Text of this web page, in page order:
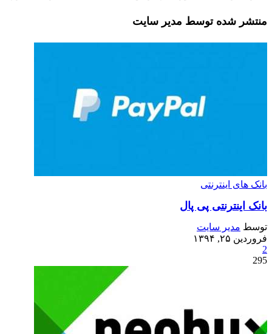
منتشر شده توسط مدیر سایت
بانک های اینترنتی
بانک اینترنتی پی پال
توسط مدیر سایت
فروردین ۲۵, ۱۳۹۴
2
295